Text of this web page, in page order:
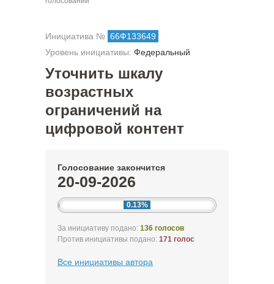
Инициатива № 66Ф133649
Уровень инициативы: Федеральный
Уточнить шкалу
возрастных
ограничений на
цифровой контент
Голосование закончится
20-09-2026
0.13%
За инициативу подано: 136 голосов
Против инициативы подано: 171 голос
Все инициативы автора